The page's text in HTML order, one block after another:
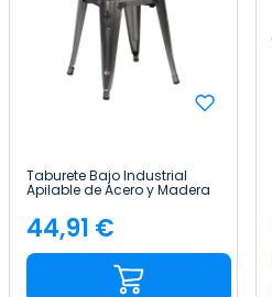
Taburete Bajo Industrial
Apilable de Acero y Madera
Precio
44,91 €